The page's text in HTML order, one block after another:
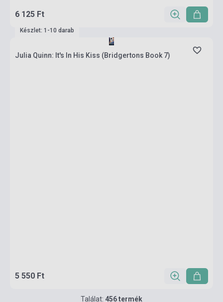
6 125 Ft
Készlet: 1-10 darab
Julia Quinn: It's In His Kiss (Bridgertons Book 7)
5 550 Ft
Találat: 456 termék